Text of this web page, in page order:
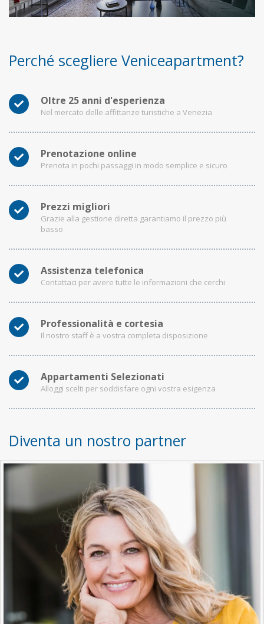
Perché scegliere Veniceapartment?
Oltre 25 anni d'esperienza
Nel mercato delle affittanze turistiche a Venezia
Prenotazione online
Prenota in pochi passaggi in modo semplice e sicuro
Prezzi migliori
Grazie alla gestione diretta garantiamo il prezzo più
basso
Assistenza telefonica
Contattaci per avere tutte le informazioni che cerchi
Professionalità e cortesia
Il nostro staff è a vostra completa disposizione
Appartamenti Selezionati
Alloggi scelti per soddisfare ogni vostra esigenza
Diventa un nostro partner